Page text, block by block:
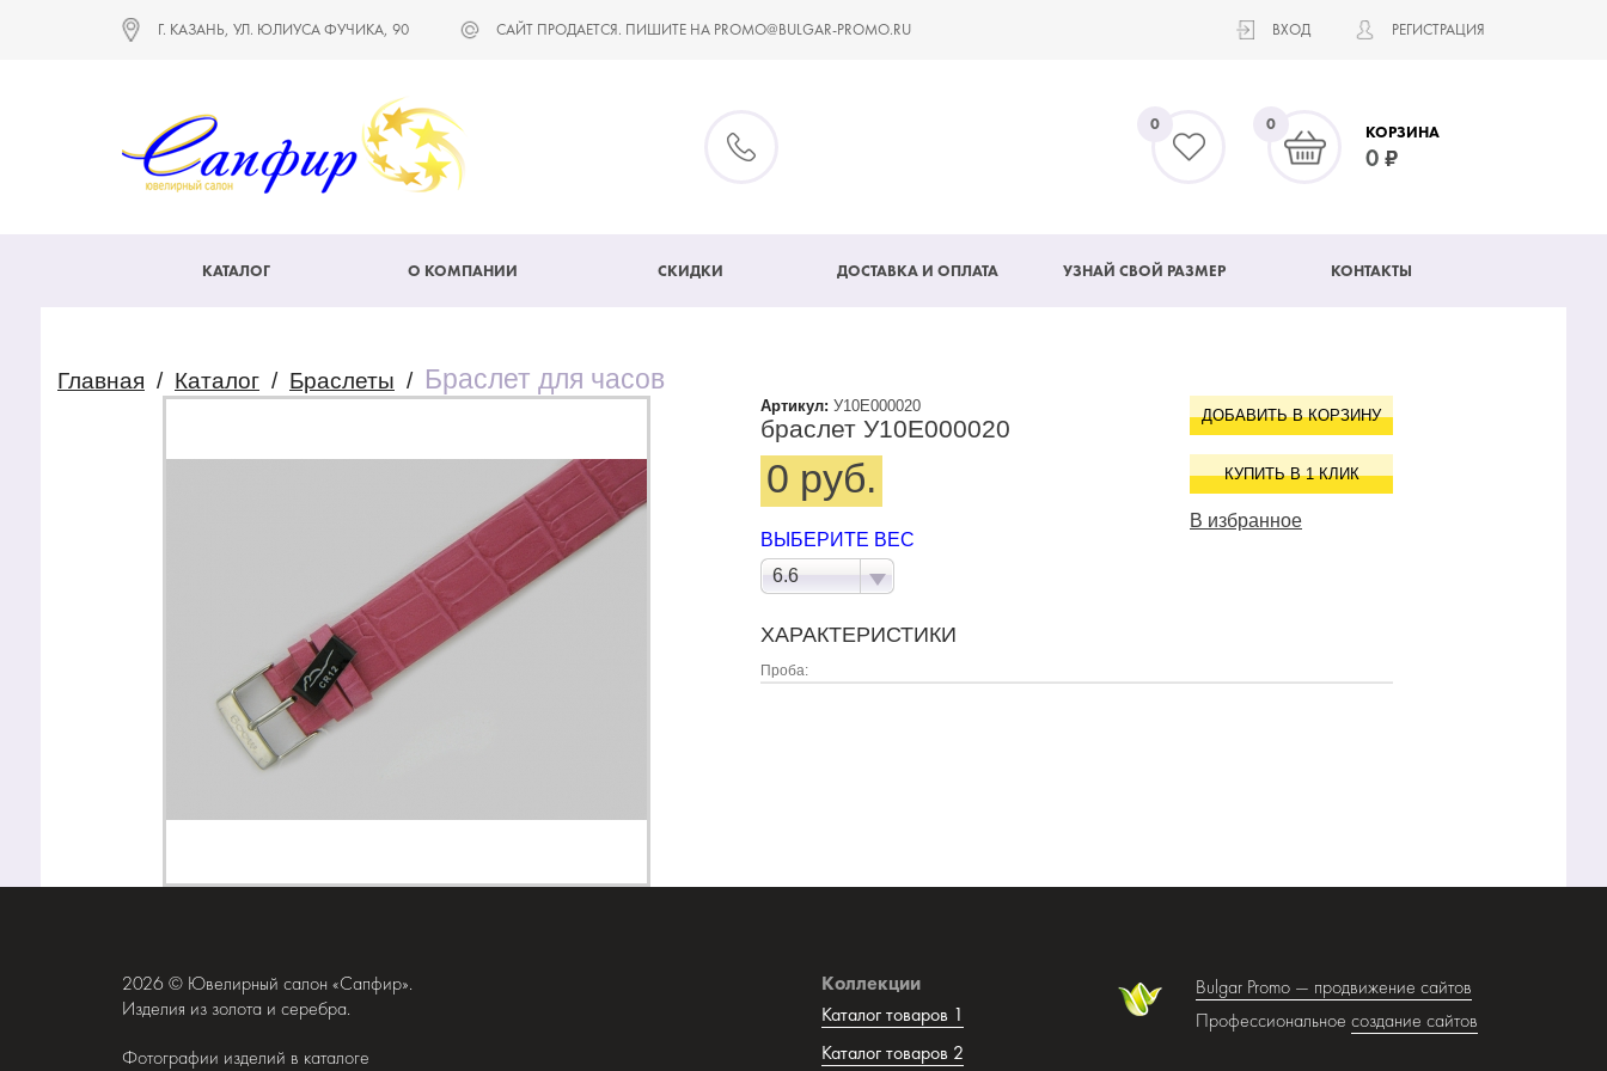
Г. КАЗАНЬ, УЛ. ЮЛИУСА ФУЧИКА, 90 САЙТ ПРОДАЕТСЯ. ПИШИТЕ НА PROMO@BULGAR-PROMO.RU ВХОД РЕГИСТРАЦИЯ
0 0 КОРЗИНА
0
КАТАЛОГ О КОМПАНИИ СКИДКИ ДОСТАВКА И ОПЛАТА УЗНАЙ СВОЙ РАЗМЕР КОНТАКТЫ
Главная / Каталог / Браслеты / Браслет для часов
Артикул: У10Е000020
браслет У10Е000020
0 руб.
ВЫБЕРИТЕ ВЕС
6.6
ДОБАВИТЬ В КОРЗИНУ
КУПИТЬ В 1 КЛИК
В избранное
ХАРАКТЕРИСТИКИ
Проба:
2026 © Ювелирный салон «Сапфир».
Изделия из золота и серебра.
Фотографии изделий в каталоге
Коллекции
Каталог товаров 1
Каталог товаров 2
Bulgar Promo — продвижение сайтов
Профессиональное создание сайтов